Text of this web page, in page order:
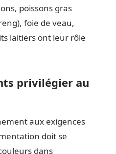
poissons gras
foie de veau,
laitiers ont leur rôle
privilégier au
aux exigences
doit se
dans